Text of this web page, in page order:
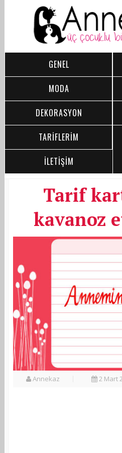
GENEL
MODA
DEKORASYON
TARİFLERİM
İLETİŞİM
Tarif
kavanoz
Annekaz 2 Mart